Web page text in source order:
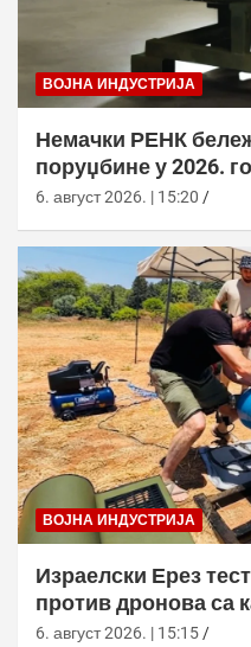
ВОЈНА ИНДУСТРИЈА
Немачки РЕНК
поруџбине у 2026.
6. август 2026. | 15:20
ВОЈНА ИНДУСТРИЈА
Израелски Ерез
против дронова са
6. август 2026. | 15:15